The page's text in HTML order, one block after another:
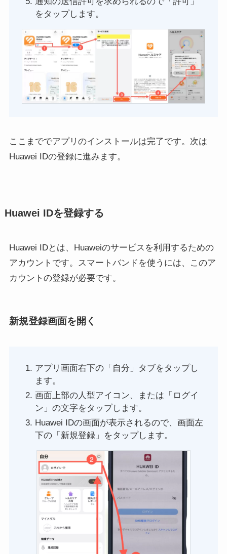
をタップします。
ここまででアプリのインストールは完了です。次は
Huawei IDの登録に進みます。
Huawei IDを登録する
Huawei IDとは、Huaweiのサービスを利用するための
アカウントです。スマートバンドを使うには、このア
カウントの登録が必要です。
新規登録画面を開く
アプリ画面右下の「自分」タブをタップし
ます。
画面上部の人型アイコン、または「ログイ
ン」の文字をタップします。
Huawei IDの画面が表示されるので、画面左
下の「新規登録」をタップします。